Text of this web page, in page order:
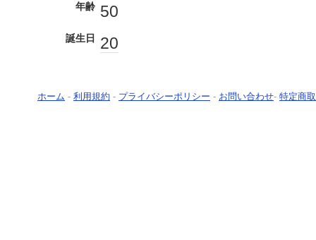
年齢 50
誕生日 20
ホーム - 利用規約 - プライバシーポリシー - お問い合わせ- 特定商